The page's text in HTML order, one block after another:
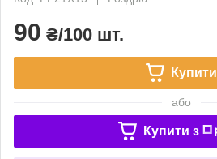
90 ₴/100 шт.
Купити
або
Купити з